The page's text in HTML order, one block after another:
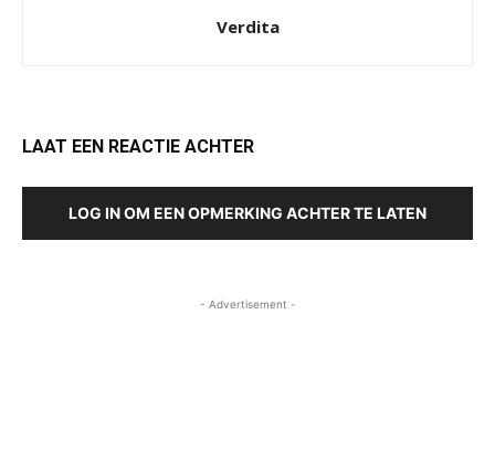
Verdita
LAAT EEN REACTIE ACHTER
LOG IN OM EEN OPMERKING ACHTER TE LATEN
- Advertisement -